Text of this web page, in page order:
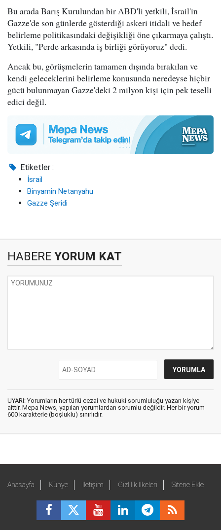
Bu arada Barış Kurulundan bir ABD'li yetkili, İsrail'in
Gazze'de son günlerde gösterdiği askeri itidali ve hedef
belirleme politikasındaki değişikliği öne çıkarmaya çalıştı.
Yetkili, "Perde arkasında iş birliği görüyoruz" dedi.
Ancak bu, görüşmelerin tamamen dışında bırakılan ve
kendi geleceklerini belirleme konusunda neredeyse hiçbir
gücü bulunmayan Gazze'deki 2 milyon kişi için pek teselli
edici değil.
Etiketler :
İsrail
Binyamin Netanyahu
Gazze Şeridi
HABERE YORUM KAT
UYARI: Yorumların her türlü cezai ve hukuki sorumluluğu yazan kişiye
aittir. Mepa News, yapılan yorumlardan sorumlu değildir. Her bir yorum
600 karakterle (boşluklu) sınırlıdır.
Anasayfa Künye İletişim Gizlilik İlkeleri Sitene Ekle